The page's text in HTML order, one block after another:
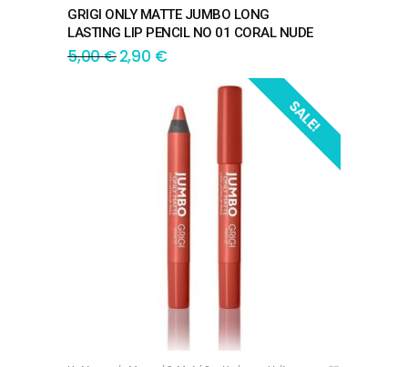
GRIGI ONLY MATTE JUMBO LONG
LASTING LIP PENCIL NO 01 CORAL NUDE
5,00€2,90 €
SALE!